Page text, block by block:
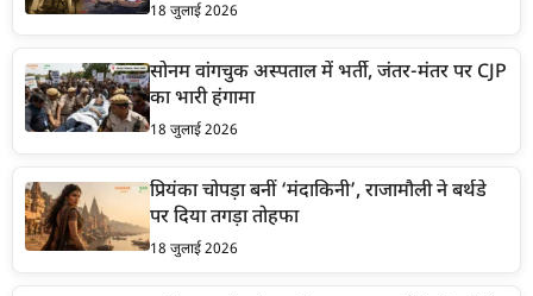
18 जुलाई 2026
सोनम वांगचुक अस्पताल में भर्ती, जंतर-मंतर पर CJP
का भारी हंगामा
18 जुलाई 2026
प्रियंका चोपड़ा बनीं ‘मंदाकिनी’, राजामौली ने बर्थडे
पर दिया तगड़ा तोहफा
18 जुलाई 2026